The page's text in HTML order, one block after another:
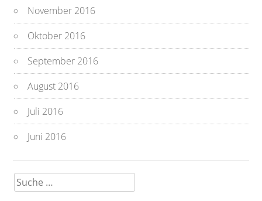
November 2016
Oktober 2016
September 2016
August 2016
Juli 2016
Juni 2016
Suche
nach: